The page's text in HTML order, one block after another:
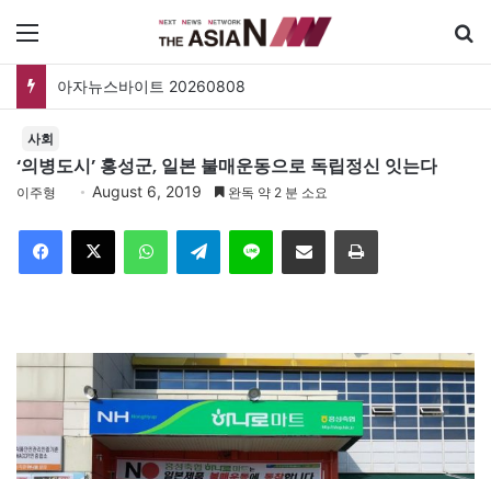
아자뉴스바이트 20260808
사회
‘의병도시’ 홍성군, 일본 불매운동으로 독립정신 잇는다
이주형 August 6, 2019 완독 약 2 분 소요
Telegram 이메일